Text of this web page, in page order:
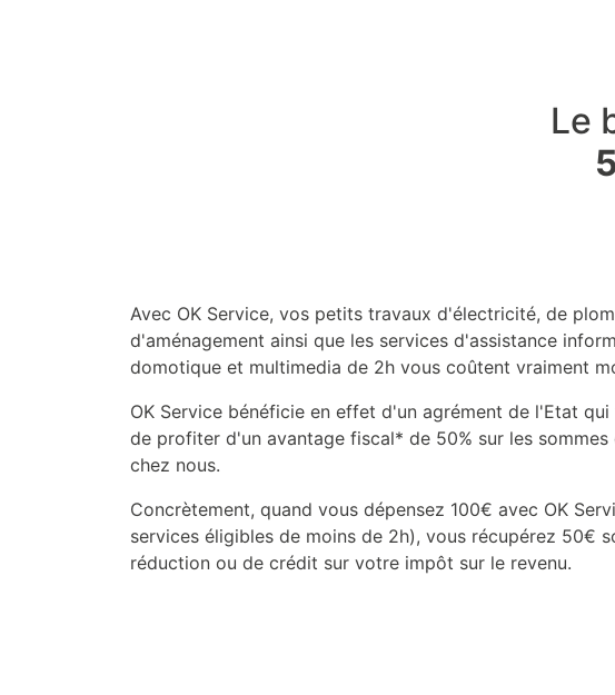
Le
Avec OK Service, vos petits travaux d'électricité, de
d'aménagement ainsi que les services d'assistance
domotique et multimedia de 2h vous coûtent vraiment
OK Service bénéficie en effet d'un agrément de l'Etat
de profiter d'un avantage fiscal* de 50% sur les sommes
chez nous.
Concrètement, quand vous dépensez 100€ avec OK
services éligibles de moins de 2h), vous récupérez 50€
réduction ou de crédit sur votre impôt sur le revenu.